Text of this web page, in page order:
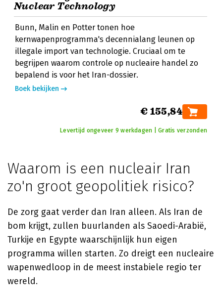
Nuclear Technology
Bunn, Malin en Potter tonen hoe
kernwapenprogramma's decennialang leunen op
illegale import van technologie. Cruciaal om te
begrijpen waarom controle op nucleaire handel zo
bepalend is voor het Iran-dossier.
Boek bekijken
€ 155,84
Levertijd ongeveer 9 werkdagen | Gratis verzonden
Waarom is een nucleair Iran
zo'n groot geopolitiek risico?
De zorg gaat verder dan Iran alleen. Als Iran de
bom krijgt, zullen buurlanden als Saoedi-Arabië,
Turkije en Egypte waarschijnlijk hun eigen
programma willen starten. Zo dreigt een nucleaire
wapenwedloop in de meest instabiele regio ter
wereld.